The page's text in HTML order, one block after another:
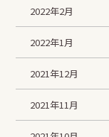
2022年2月
2022年1月
2021年12月
2021年11月